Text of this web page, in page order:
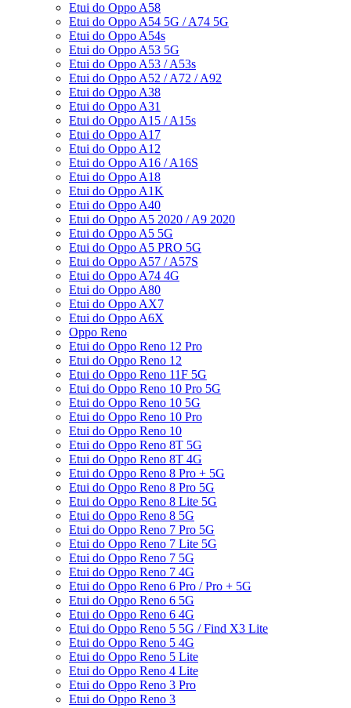
Etui do Oppo A58
Etui do Oppo A54 5G / A74 5G
Etui do Oppo A54s
Etui do Oppo A53 5G
Etui do Oppo A53 / A53s
Etui do Oppo A52 / A72 / A92
Etui do Oppo A38
Etui do Oppo A31
Etui do Oppo A15 / A15s
Etui do Oppo A17
Etui do Oppo A12
Etui do Oppo A16 / A16S
Etui do Oppo A18
Etui do Oppo A1K
Etui do Oppo A40
Etui do Oppo A5 2020 / A9 2020
Etui do Oppo A5 5G
Etui do Oppo A5 PRO 5G
Etui do Oppo A57 / A57S
Etui do Oppo A74 4G
Etui do Oppo A80
Etui do Oppo AX7
Etui do Oppo A6X
Oppo Reno
Etui do Oppo Reno 12 Pro
Etui do Oppo Reno 12
Etui do Oppo Reno 11F 5G
Etui do Oppo Reno 10 Pro 5G
Etui do Oppo Reno 10 5G
Etui do Oppo Reno 10 Pro
Etui do Oppo Reno 10
Etui do Oppo Reno 8T 5G
Etui do Oppo Reno 8T 4G
Etui do Oppo Reno 8 Pro + 5G
Etui do Oppo Reno 8 Pro 5G
Etui do Oppo Reno 8 Lite 5G
Etui do Oppo Reno 8 5G
Etui do Oppo Reno 7 Pro 5G
Etui do Oppo Reno 7 Lite 5G
Etui do Oppo Reno 7 5G
Etui do Oppo Reno 7 4G
Etui do Oppo Reno 6 Pro / Pro + 5G
Etui do Oppo Reno 6 5G
Etui do Oppo Reno 6 4G
Etui do Oppo Reno 5 5G / Find X3 Lite
Etui do Oppo Reno 5 4G
Etui do Oppo Reno 5 Lite
Etui do Oppo Reno 4 Lite
Etui do Oppo Reno 3 Pro
Etui do Oppo Reno 3